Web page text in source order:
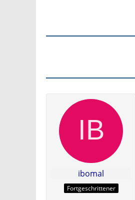
ibomal
Fortgeschrittener